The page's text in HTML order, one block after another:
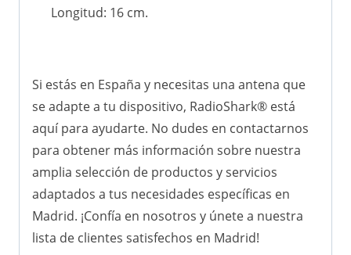
Longitud: 16 cm.
Si estás en España y necesitas una antena que
se adapte a tu dispositivo, RadioShark® está
aquí para ayudarte. No dudes en contactarnos
para obtener más información sobre nuestra
amplia selección de productos y servicios
adaptados a tus necesidades específicas en
Madrid. ¡Confía en nosotros y únete a nuestra
lista de clientes satisfechos en Madrid!